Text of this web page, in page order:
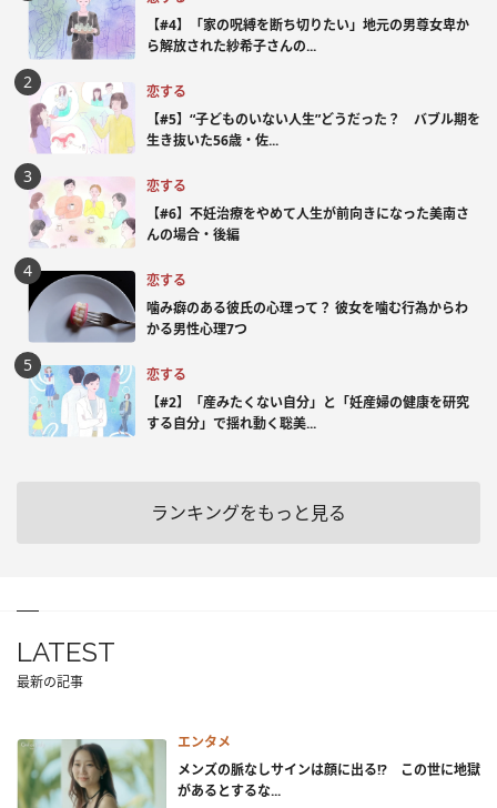
【#4】「家の呪縛を断ち切りたい」地元の男尊女卑か
ら解放された紗希子さんの...
恋する
【#5】“子どものいない人生”どうだった？ バブル期を
生き抜いた56歳・佐...
恋する
【#6】不妊治療をやめて人生が前向きになった美南さ
んの場合・後編
恋する
噛み癖のある彼氏の心理って？ 彼女を噛む行為からわ
かる男性心理7つ
恋する
【#2】「産みたくない自分」と「妊産婦の健康を研究
する自分」で揺れ動く聡美...
ランキングをもっと見る
LATEST
最新の記事
エンタメ
メンズの脈なしサインは顔に出る!? この世に地獄
があるとするな...